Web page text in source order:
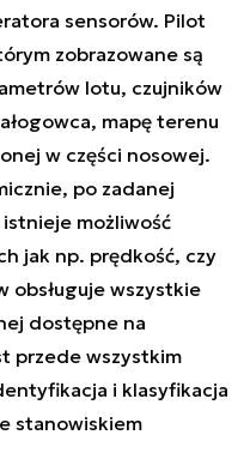
sensorów. Pilot
zobrazowane są
lotu, czujników
mapę terenu
w części nosowej.
po zadanej
możliwość
jak np. prędkość, czy
obsługuje wszystkie
dostępne na
przede wszystkim
i klasyfikacja
stanowiskiem